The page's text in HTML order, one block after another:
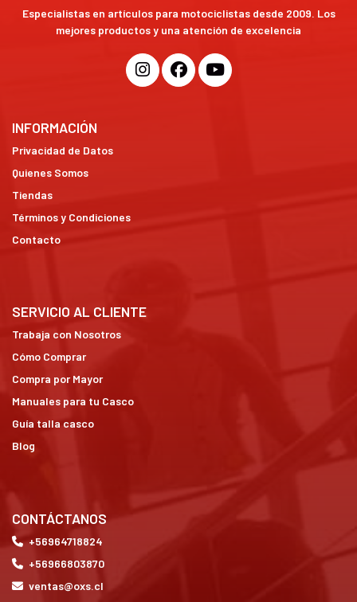
Especialistas en artículos para motociclistas desde 2009. Los
mejores productos y una atención de excelencia
INFORMACIÓN
Privacidad de Datos
Quienes Somos
Tiendas
Términos y Condiciones
Contacto
SERVICIO AL CLIENTE
Trabaja con Nosotros
Cómo Comprar
Compra por Mayor
Manuales para tu Casco
Guía talla casco
Blog
CONTÁCTANOS
+56964718824
+56966803870
ventas@oxs.cl